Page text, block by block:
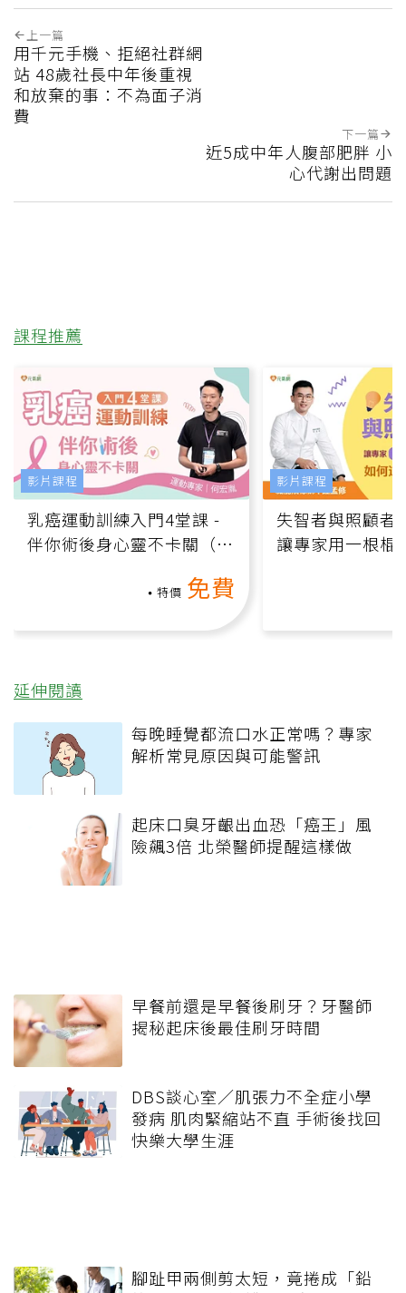
上一篇
用千元手機、拒絕社群網
站 48歲社長中年後重視
和放棄的事：不為面子消
費
下一篇
近5成中年人腹部肥胖 小
心代謝出問題
課程推薦
乳癌運動訓練入門4堂課 -
伴你術後身心靈不卡關（線
特價 免費
影片課程
失智者與照顧者
讓專家用一根棍
影片課程
延伸閱讀
每晚睡覺都流口水正常嗎？專家
解析常見原因與可能警訊
起床口臭牙齦出血恐「癌王」風
險飆3倍 北榮醫師提醒這樣做
早餐前還是早餐後刷牙？牙醫師
揭秘起床後最佳刷牙時間
DBS談心室／肌張力不全症小學
發病 肌肉緊縮站不直 手術後找回
快樂大學生涯
腳趾甲兩側剪太短，竟捲成「鉛